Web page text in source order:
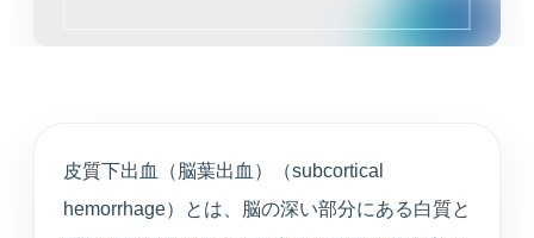
心療内科
不安や不眠、ストレスと身体症状を総合的に診ま
皮質下出血（脳葉出血）（subcortical
hemorrhage）とは、脳の深い部分にある白質と